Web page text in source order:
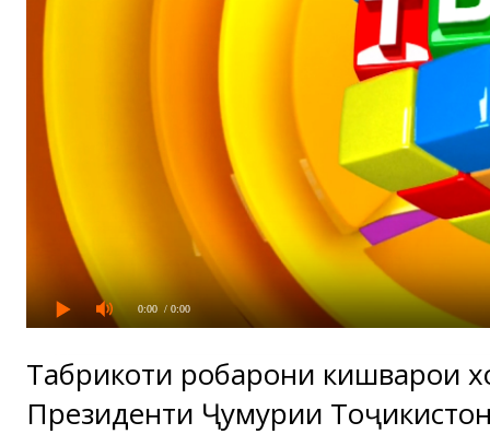
0:00 / 0:00
Табрикоти роҳбарони кишварҳои
Президенти Ҷумҳурии